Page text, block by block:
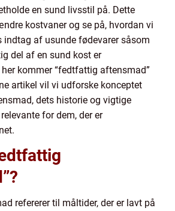
en sund livsstil på. Dette
kostvaner og se på, hvordan vi
indtag af usunde fødevarer såsom
del af en sund kost er
kommer “fedtfattig aftensmad”
artikel vil vi udforske konceptet
dets historie og vigtige
for dem, der er
refererer til måltider, der er lavt på